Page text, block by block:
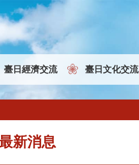
臺日經濟交流 臺日文化交流
新消息